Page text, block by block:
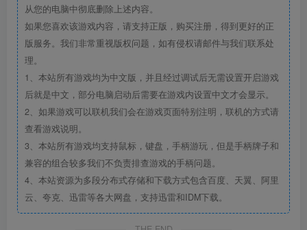
从您的电脑中彻底删除上述内容。
如果您喜欢该游戏内容，请支持正版，购买注册，得到更好的正
版服务。我们非常重视版权问题，如有侵权请邮件与我们联系处
理。
1、本站所有游戏均为中文版，并且经过调试后无需设置开启游戏
后就是中文，部分电脑启动后需要在游戏内设置中文才会显示。
2、如果游戏可以联机我们会在游戏页面特别注明，联机的方式请
查看游戏说明。
3、本站所有游戏均支持鼠标，键盘，手柄游玩，但是手柄牌子和
兼容的组合较多我们不负责排查游戏的手柄问题。
4、本站资源为多段分布式存储和下载方式包含百度、天翼、阿里
云、夸克、迅雷等各大网盘，支持迅雷和IDM下载。